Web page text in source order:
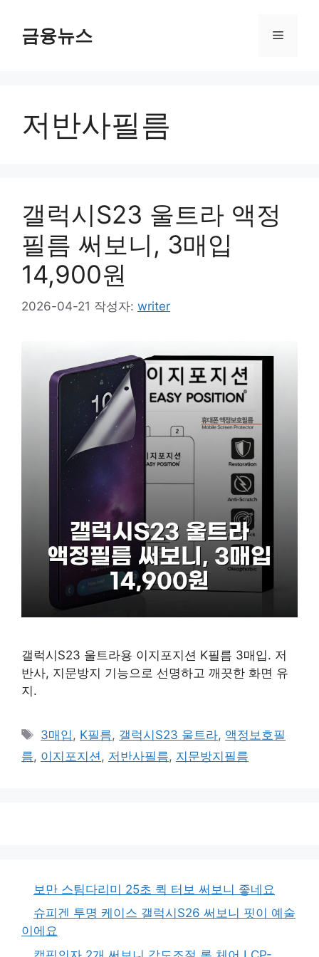
금융뉴스 메
저반사필름
갤럭시S23 울트라 액정
필름 써보니, 3매입
14,900원
2026-04-21 작성자: writer
갤럭시S23 울트라용 이지포지션 K필름 3매입. 저
반사, 지문방지 기능으로 선명하고 깨끗한 화면 유
지.
태
그
3매입 , K필름, 갤럭시S23 울트라, 액정보호필
름, 이지포지션 , 저반사필름, 지문방지필름
보만 스팀다리미 25초 퀵 터보 써보니 좋네요
슈피겐 투명 케이스 갤럭시S26 써보니 핏이 예술
이에요